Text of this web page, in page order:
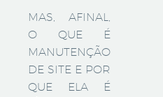
MAS, AFINAL,
O QUE É
MANUTENÇÃO
DE SITE E POR
QUE ELA É